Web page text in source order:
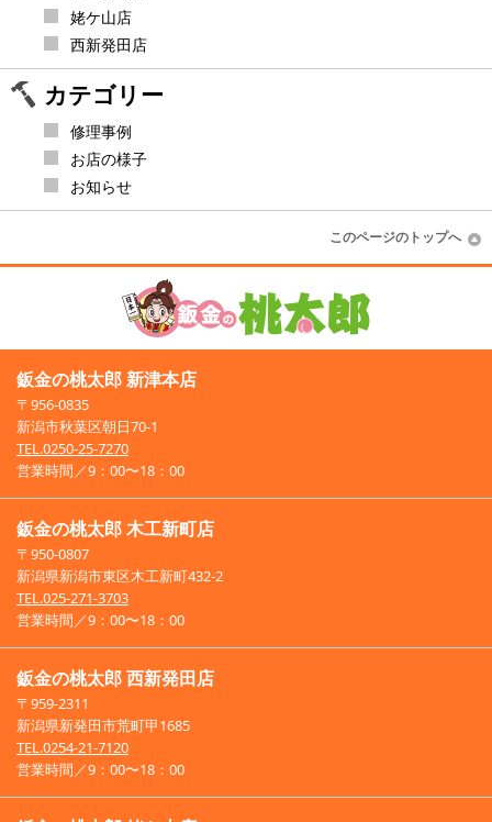
姥ケ山店
西新発田店
カテゴリー
修理事例
お店の様子
お知らせ
このページのトップへ
鈑金の桃太郎 新津本店
〒956-0835
新潟市秋葉区朝日70-1
TEL.0250-25-7270
営業時間／9：00〜18：00
鈑金の桃太郎 木工新町店
〒950-0807
新潟県新潟市東区木工新町432-2
TEL.025-271-3703
営業時間／9：00〜18：00
鈑金の桃太郎 西新発田店
〒959-2311
新潟県新発田市荒町甲1685
TEL.0254-21-7120
営業時間／9：00〜18：00